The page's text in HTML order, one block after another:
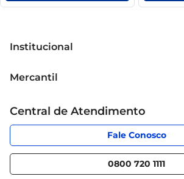
Institucional
Sobre Privacidade
Nossas lojas
Mercantil
Código de Ética
Serviços
Central de Atendimento
Fale Conosco
0800 720 1111